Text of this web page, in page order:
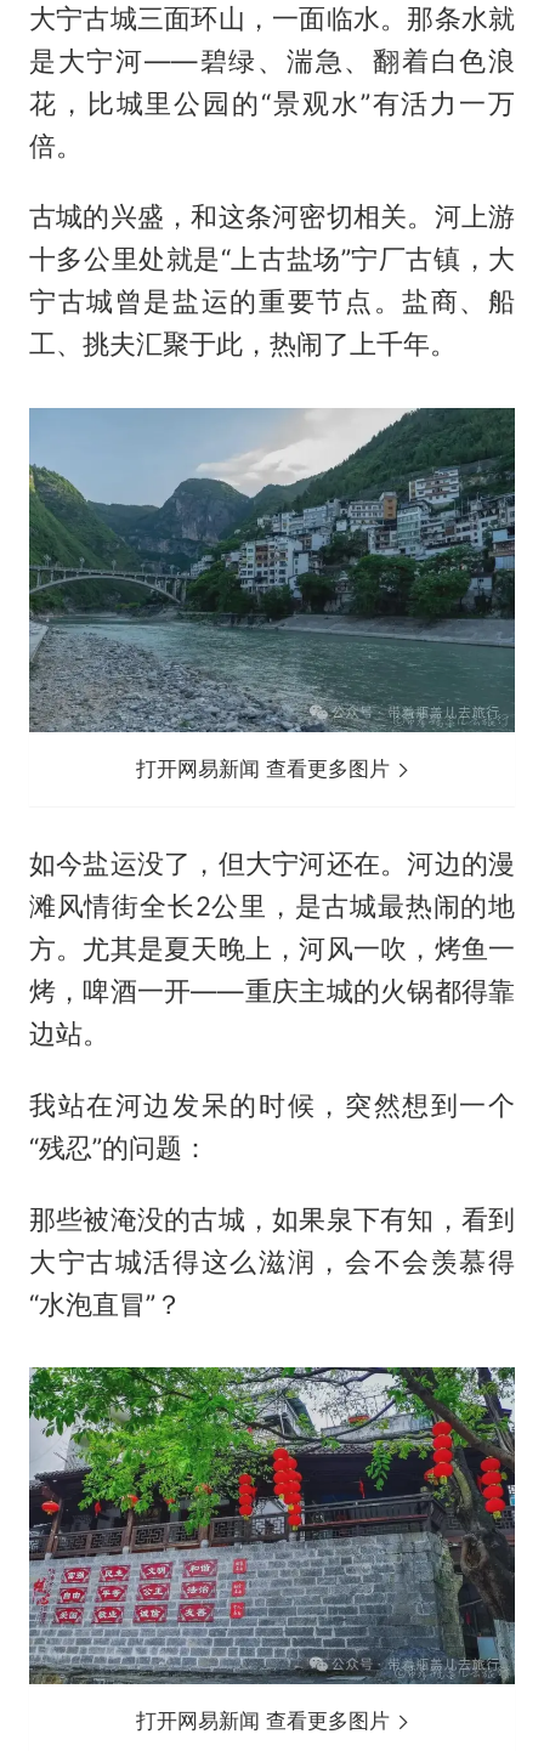
大宁古城三面环山，一面临水。那条水就
是大宁河——碧绿、湍急、翻着白色浪
花，比城里公园的“景观水”有活力一万
倍。
古城的兴盛，和这条河密切相关。河上游
十多公里处就是“上古盐场”宁厂古镇，大
宁古城曾是盐运的重要节点。盐商、船
工、挑夫汇聚于此，热闹了上千年。
打开网易新闻 查看更多图片
如今盐运没了，但大宁河还在。河边的漫
滩风情街全长2公里，是古城最热闹的地
方。尤其是夏天晚上，河风一吹，烤鱼一
烤，啤酒一开——重庆主城的火锅都得靠
边站。
我站在河边发呆的时候，突然想到一个
“残忍”的问题：
那些被淹没的古城，如果泉下有知，看到
大宁古城活得这么滋润，会不会羡慕得
“水泡直冒”？
打开网易新闻 查看更多图片